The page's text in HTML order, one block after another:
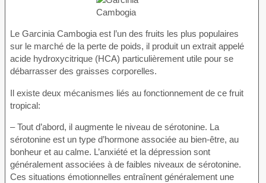
Le Garcinia Cambogia est l’un des fruits les plus populaires
sur le marché de la perte de poids, il produit un extrait appelé
acide hydroxycitrique (HCA) particulièrement utile pour se
débarrasser des graisses corporelles.
Il existe deux mécanismes liés au fonctionnement de ce fruit
tropical:
– Tout d’abord, il augmente le niveau de sérotonine. La
sérotonine est un type d’hormone associée au bien-être, au
bonheur et au calme. L’anxiété et la dépression sont
généralement associées à de faibles niveaux de sérotonine.
Ces situations émotionnelles entraînent généralement une